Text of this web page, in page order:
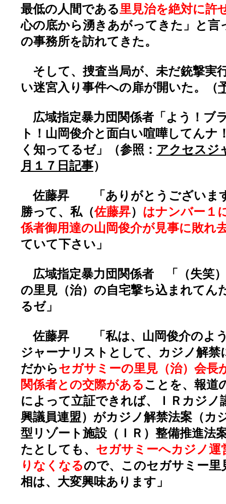
最低の人間である里見治を絶対に許
心の底から湧きあがってきた」と言
の事務所を訪れてきた。
そして、捜査当局が、未だ銃撃実
い迷宮入り事件への扉が開いた。（
広域指定暴力団関係者「よう！ブ
ト！山岡俊介と面白い喧嘩してんナ
く知ってるゼ」（参照： アクセスジ
月１７日記事）
佐藤昇 「ありがとうございます
勝って、私（佐藤昇） はナンバー１
係者御用達の山岡俊介が見事に敗れ
ていて下さい」
広域指定暴力団関係者 「（失笑
の里見（治）の自宅撃ち込まれてん
るゼ」
佐藤昇 「私は、山岡俊介のよう
ジャーナリストとして、カジノ解禁
だからセガサミーの里見（治）会長
関係者との交際があることを、報道
によって立証できれば、ＩＲカジノ
興議員連盟）がカジノ解禁法案（カ
型リゾート施設（ＩＲ）整備推進法
たとしても、 セガサミーへカジノ運
りなくなるので、このセガサミー里
相は、大変興味あります」